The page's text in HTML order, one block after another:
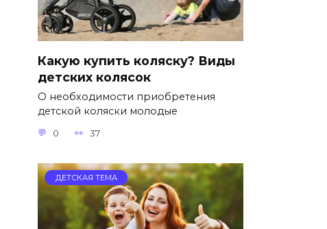
Какую купить коляску? Виды
детских колясок
О необходимости приобретения
детской коляски молодые
0 37
ДЕТСКАЯ ТЕМА